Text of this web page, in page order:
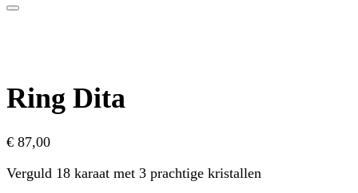
Ring Dita
€ 87,00
Verguld 18 karaat met 3 prachtige kristallen